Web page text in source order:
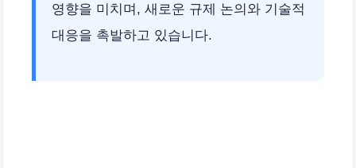
영향을 미치며, 새로운 규제 논의와 기술적
대응을 촉발하고 있습니다.